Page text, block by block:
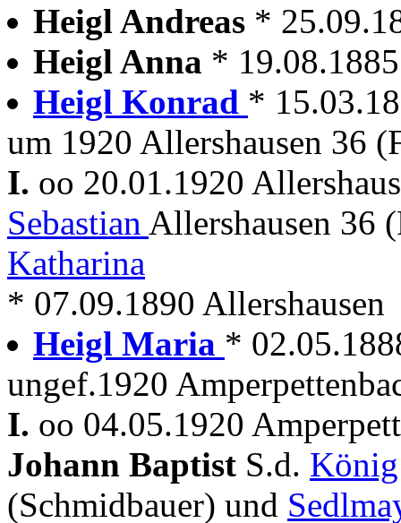
Heigl Andreas *
Heigl Anna *
Heigl Konrad *
um 1920 Allershausen 36
I. oo 20.01.1920
Sebastian Allershausen 36
Katharina
* 07.09.1890 Allershausen
Heigl Maria *
ungef.1920
I. oo 04.05.1920
Johann Baptist S.d.
(Schmidbauer) und